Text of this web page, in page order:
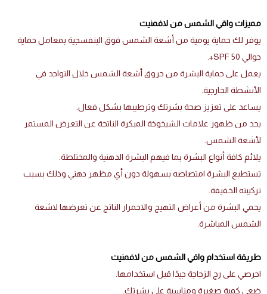
مميزات واقي الشمس من لافمنيت
يوفر لك حماية يومية من أشعة الشمس فوق البنفسجية بمعامل حماية
حوالي SPF 50+.
يعمل على حماية البشرة من حروق أشعة الشمس خلال التواجد في
الأنشطة الخارجية.
يساعد على تعزيز صحة بشرتك وترطيبها بشكل فعال.
يحد من ظهور علامات الشيخوخة المبكرة الناتجة عن التعرض المستمر
لأشعة الشمس.
يلائم كافة أنواع البشرة بما فيهم البشرة الدهنية والمختلطة.
تستطيع البشرة امتصاصه بسهولة دون أي مظهر دهني وذلك بسبب
تركيبته الخفيفة.
يحمي البشرة من أعراض التهيج والاحمرار الناتج عن تعرضها لاشعة
الشمس المباشرة.
طريقة استخدام واقي الشمس من لافمنيت
احرصي على رج الزجاجة جيدًا قبل استخدامها.
ضعي كمية صغيرة ومناسبة على بشرتك.